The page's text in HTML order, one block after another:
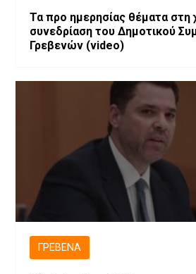
Τα προ ημερησίας θέματα στη
συνεδρίαση του Δημοτικού
Γρεβενών (video)
ΓΡΕΒΕΝΆ